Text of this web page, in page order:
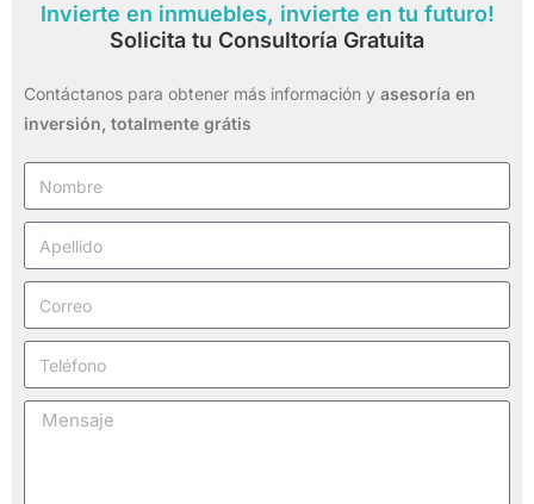
Invierte en inmuebles, invierte en tu futuro!
Solicita tu Consultoría Gratuita
Contáctanos para obtener más información y asesoría en
inversión, totalmente grátis